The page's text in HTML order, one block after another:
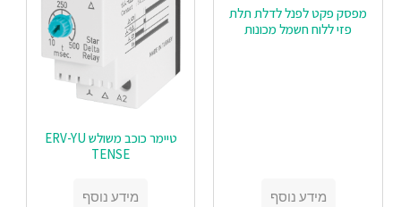
מפסק פקט לפנל לדלת תלת
פזי ללוח חשמל מכונות
מידע נוסף
טיימר כוכב משולש ERV-YU
TENSE
מידע נוסף